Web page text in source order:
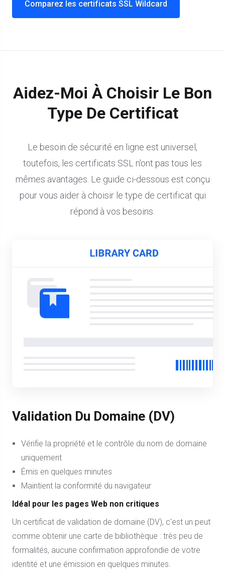
Comparez les certificats SSL Wildcard
Aidez-Moi À Choisir Le Bon
Type De Certificat
Le besoin de sécurité en ligne est universel,
toutefois, les certificats SSL n'ont pas tous les
mêmes avantages. Le guide ci-dessous est conçu
pour vous aider à choisir le type de certificat qui
répond à vos besoins.
Validation Du Domaine (DV)
Vérifie la propriété et le contrôle du nom de domaine
uniquement
Émis en quelques minutes
Maintient la conformité du navigateur
Idéal pour les pages Web non critiques
Un certificat de validation de domaine (DV), c'est un peut
comme obtenir une carte de bibliothèque : très peu de
formalités, aucune confirmation approfondie de votre
identité et une émission en quelques minutes.